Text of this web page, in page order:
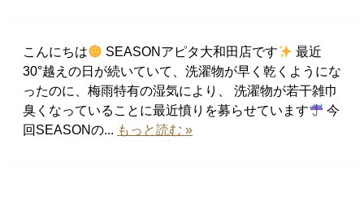
こんにちは SEASONアピタ大和田店です
最近
30°越えの日が続いていて、洗濯物が早く乾くようにな
ったのに、梅雨特有の湿気により、 洗濯物が若干雑巾
臭くなっていることに最近憤りを募らせています
今
回SEASONの... もっと読む »